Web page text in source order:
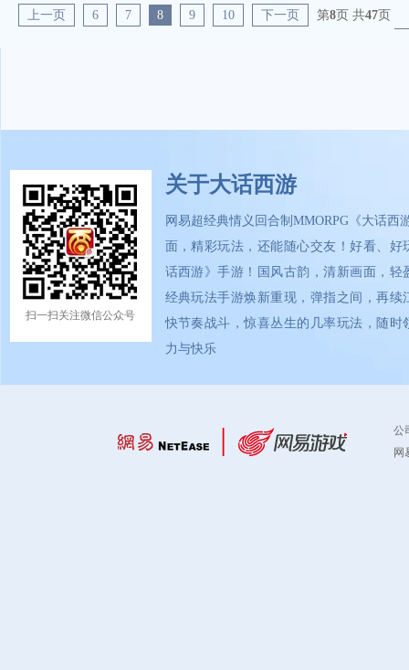
上一页 6 7 8 9 10 下一页 第8页 共47页
扫一扫关注微信公众号
关于大话西游
网易超经典情义回合制MMORPG《大话西
面，精彩玩法，还能随心交友！好看、好
话西游》手游！国风古韵，清新画面，轻
经典玩法手游焕新重现，弹指之间，再续
快节奏战斗，惊喜丛生的几率玩法，随时
力与快乐
公
网